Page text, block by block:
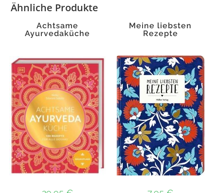
Ähnliche Produkte
Achtsame
Ayurvedaküche
Meine liebsten
Rezepte